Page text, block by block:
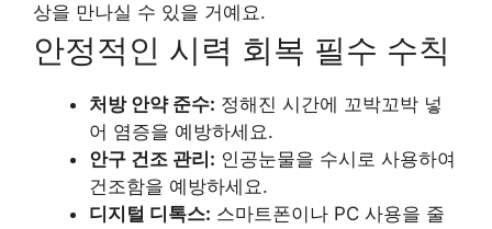
상을 만나실 수 있을 거예요.
안정적인 시력 회복 필수 수칙
처방 안약 준수: 정해진 시간에 꼬박꼬박 넣
어 염증을 예방하세요.
안구 건조 관리: 인공눈물을 수시로 사용하여
건조함을 예방하세요.
디지털 디톡스: 스마트폰이나 PC 사용을 줄